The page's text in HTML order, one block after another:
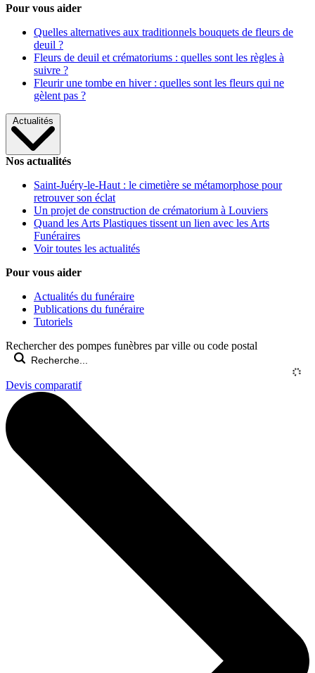
Pour vous aider
Quelles alternatives aux traditionnels bouquets de fleurs de
deuil ?
Fleurs de deuil et crématoriums : quelles sont les règles à
suivre ?
Fleurir une tombe en hiver : quelles sont les fleurs qui ne
gèlent pas ?
Actualités
Nos actualités
Saint-Juéry-le-Haut : le cimetière se métamorphose pour
retrouver son éclat
Un projet de construction de crématorium à Louviers
Quand les Arts Plastiques tissent un lien avec les Arts
Funéraires
Voir toutes les actualités
Pour vous aider
Actualités du funéraire
Publications du funéraire
Tutoriels
Rechercher des pompes funèbres par ville ou code postal
Devis comparatif